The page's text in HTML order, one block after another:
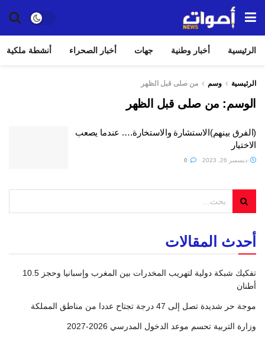
الرئيسية أخبار وطنية جهات أخبار الصحراء أنشطة ملكية
الرئيسية وسم من صلى قبل الظهر
الوسم: من صلى قبل الظهر
(الفرق بينهم)الاستشارة والاستخارة…. عندما يصعب
الاختيار
ديسمبر 26, 2023
أحدث المقالات
تفكيك شبكة دولية لتهريب المخدرات بين المغرب وإسبانيا وحجز 10.5
أطنان
موجة حر شديدة تصل إلى 47 درجة تجتاح عددا من مناطق المملكة
وزارة التربية تحسم موعد الدخول المدرسي 2026-2027